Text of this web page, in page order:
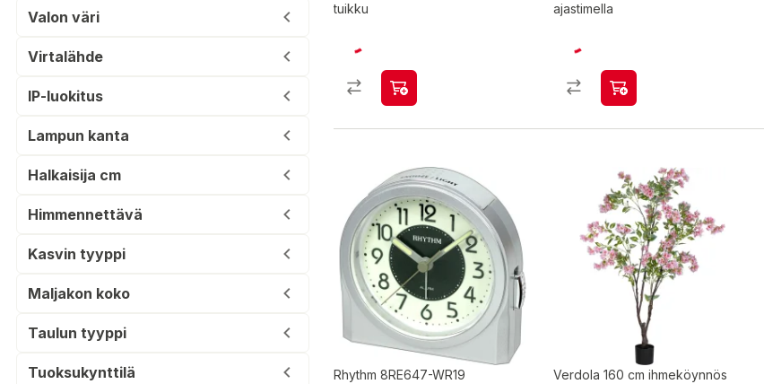
Valon väri
Virtalähde
IP-luokitus
Lampun kanta
Halkaisija cm
Himmennettävä
Kasvin tyyppi
Maljakon koko
Taulun tyyppi
Tuoksukynttilä
tuikku
ajastimella
Rhythm 8RE647-WR19
Verdola 160 cm ihmeköynnös